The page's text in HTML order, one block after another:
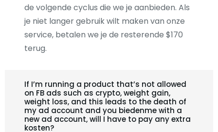
de volgende cyclus die we je aanbieden. Als
je niet langer gebruik wilt maken van onze
service, betalen we je de resterende $170
terug.
If I’m running a product that’s not allowed
on FB ads such as crypto, weight gain,
weight loss, and this leads to the death of
my ad account and you biedenme with a
new ad account, will I have to pay any extra
kosten?